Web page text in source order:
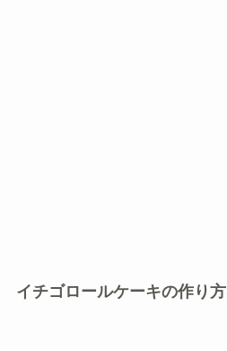
イチゴロールケーキの作り方